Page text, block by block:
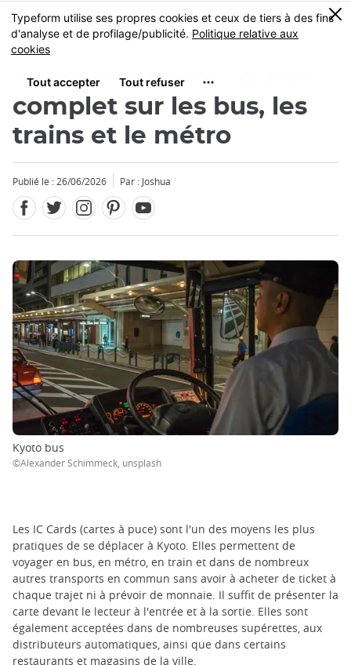
Skip
to
main
MENU
0
IC Cards à Kyoto : guide
complet sur les bus, les
trains et le métro
Publié le : 26/06/2026 Par : Joshua
Kyoto bus
©Alexander Schimmeck, unsplash
Les IC Cards (cartes à puce) sont l'un des moyens les plus
pratiques de se déplacer à Kyoto. Elles permettent de
voyager en bus, en métro, en train et dans de nombreux
autres transports en commun sans avoir à acheter de ticket à
chaque trajet ni à prévoir de monnaie. Il suffit de présenter la
carte devant le lecteur à l'entrée et à la sortie. Elles sont
également acceptées dans de nombreuses supérettes, aux
distributeurs automatiques, ainsi que dans certains
restaurants et magasins de la ville.